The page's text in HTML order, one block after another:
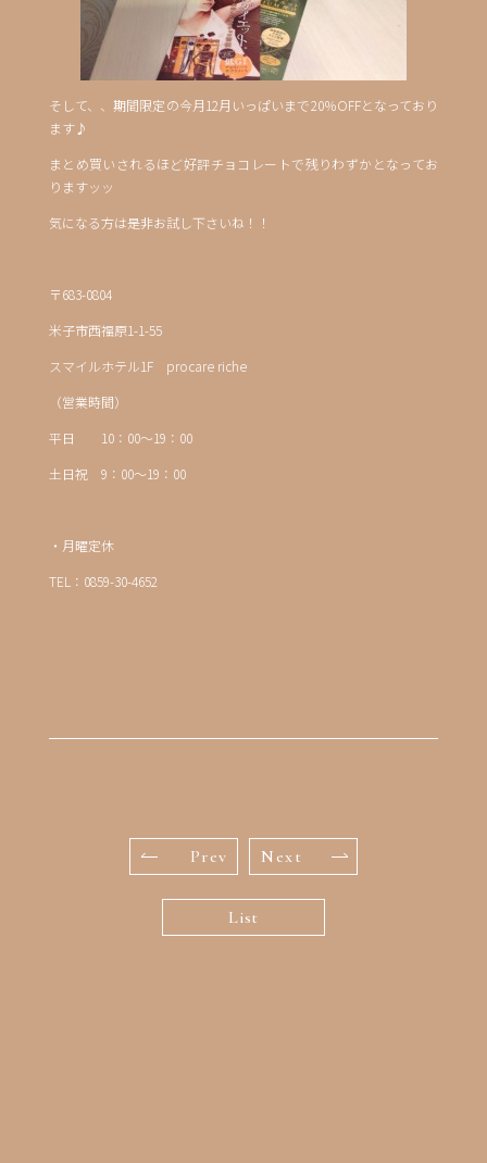
そして、、期間限定の今月12月いっぱいまで20％OFFとなっており
ます♪
まとめ買いされるほど好評チョコレートで残りわずかとなってお
りますッッ
気になる方は是非お試し下さいね！！
〒683-0804
米子市西福原1-1-55
スマイルホテル1F procare riche
（営業時間）
平日 10：00～19：00
土日祝 9：00～19：00
・月曜定休
TEL：0859-30-4652
Prev Next
List